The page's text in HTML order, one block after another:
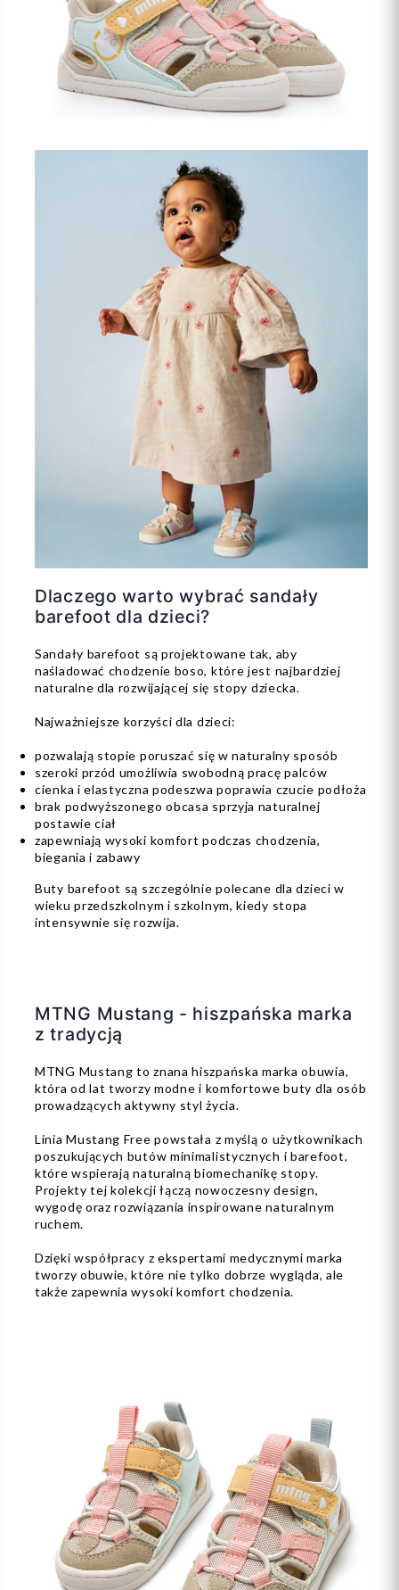
Dlaczego warto wybrać sandały
barefoot dla dzieci?
Sandały barefoot są projektowane tak, aby
naśladować chodzenie boso, które jest najbardziej
naturalne dla rozwijającej się stopy dziecka.
Najważniejsze korzyści dla dzieci:
pozwalają stopie poruszać się w naturalny sposób
szeroki przód umożliwia swobodną pracę palców
cienka i elastyczna podeszwa poprawia czucie podłoża
brak podwyższonego obcasa sprzyja naturalnej
postawie ciał
zapewniają wysoki komfort podczas chodzenia,
biegania i zabawy
Buty barefoot są szczególnie polecane dla dzieci w
wieku przedszkolnym i szkolnym, kiedy stopa
intensywnie się rozwija.
MTNG Mustang - hiszpańska marka
z tradycją
MTNG Mustang to znana hiszpańska marka obuwia,
która od lat tworzy modne i komfortowe buty dla osób
prowadzących aktywny styl życia.
Linia Mustang Free powstała z myślą o użytkownikach
poszukujących butów minimalistycznych i barefoot,
które wspierają naturalną biomechanikę stopy.
Projekty tej kolekcji łączą nowoczesny design,
wygodę oraz rozwiązania inspirowane naturalnym
ruchem.
Dzięki współpracy z ekspertami medycznymi marka
tworzy obuwie, które nie tylko dobrze wygląda, ale
także zapewnia wysoki komfort chodzenia.